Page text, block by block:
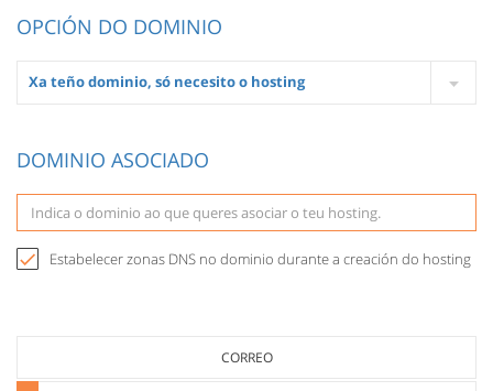
OPCIÓN DO DOMINIO
DOMINIO ASOCIADO
Estabelecer zonas DNS no dominio durante a creación do hosting
CORREO